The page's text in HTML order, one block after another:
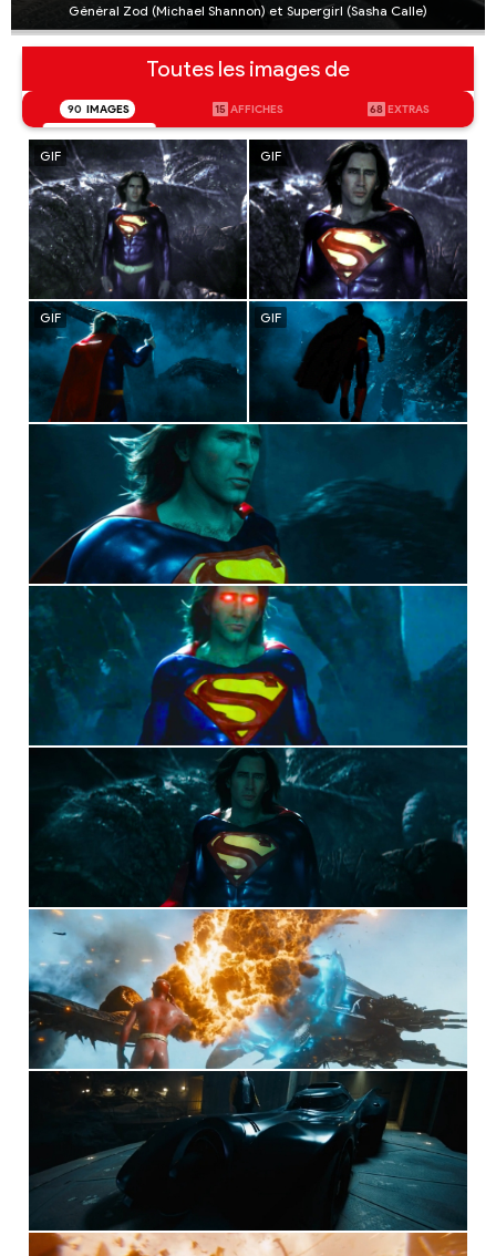
Général Zod (Michael Shannon) et Supergirl (Sasha Calle)
Toutes les images de
90 IMAGES 15 AFFICHES 68 EXTRAS